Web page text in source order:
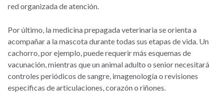
red organizada de atención.
Por último, la medicina prepagada veterinaria se orienta a
acompañar a la mascota durante todas sus etapas de vida. Un
cachorro, por ejemplo, puede requerir más esquemas de
vacunación, mientras que un animal adulto o senior necesitará
controles periódicos de sangre, imagenología o revisiones
específicas de articulaciones, corazón o riñones.